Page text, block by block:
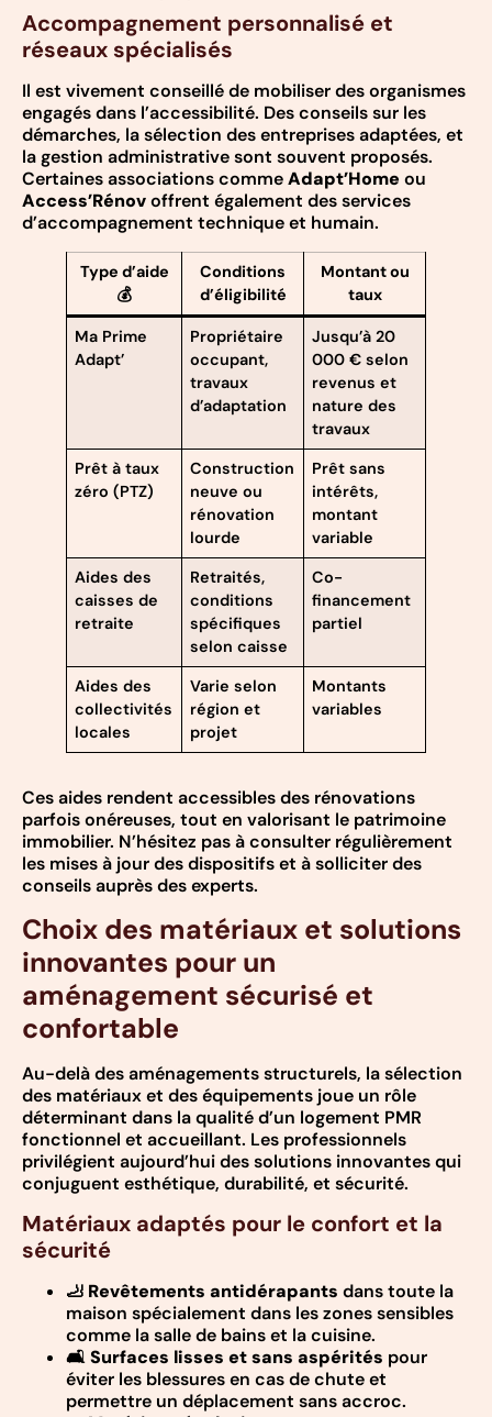
Accompagnement personnalisé et
réseaux spécialisés
Il est vivement conseillé de mobiliser des organismes
engagés dans l’accessibilité. Des conseils sur les
démarches, la sélection des entreprises adaptées, et
la gestion administrative sont souvent proposés.
Certaines associations commeAdapt’Home ou
Access’Rénovoffrent également des services
d’accompagnement technique et humain.
Type d’aide
💰
Conditions
d’éligibilité
Montant ou
taux
Ma Prime
Adapt’
Propriétaire
occupant,
travaux
d’adaptation
Jusqu’à 20
000 € selon
revenus et
nature des
travaux
Prêt à taux
zéro (PTZ)
Construction
neuve ou
rénovation
lourde
Prêt sans
intérêts,
montant
variable
Aides des
caisses de
retraite
Retraités,
conditions
spécifiques
selon caisse
Co-
financement
partiel
Aides des
collectivités
locales
Varie selon
région et
projet
Montants
variables
Ces aides rendent accessibles des rénovations
parfois onéreuses, tout en valorisant le patrimoine
immobilier. N’hésitez pas à consulter régulièrement
les mises à jour des dispositifs et à solliciter des
conseils auprès des experts.
Choix des matériaux et solutions
innovantes pour un
aménagement sécurisé et
confortable
Au-delà des aménagements structurels, la sélection
des matériaux et des équipements joue un rôle
déterminant dans la qualité d’un logement PMR
fonctionnel et accueillant. Les professionnels
privilégient aujourd’hui des solutions innovantes qui
conjuguent esthétique, durabilité, et sécurité.
Matériaux adaptés pour le confort et la
sécurité
🦶 Revêtements antidérapants dans toute la
maison spécialement dans les zones sensibles
comme la salle de bains et la cuisine.
🛋️Surfaces lisses et sans aspérités pour
éviter les blessures en cas de chute et
permettre un déplacement sans accroc.